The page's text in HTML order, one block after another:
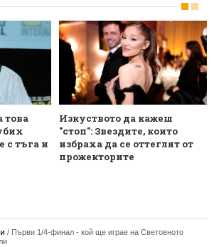
това
с тъга и
Изкуството да кажеш
"стоп": Звездите, които
избраха да се оттеглят от
прожекторите
/ Първи 1/4-финал - кой ще играе на Световното